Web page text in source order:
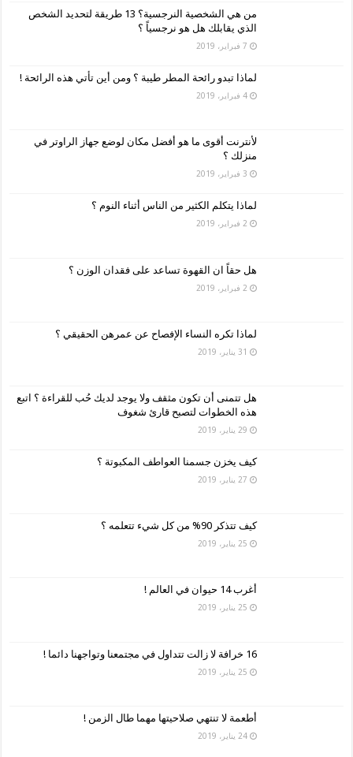
من هي الشخصية النرجسية؟ 13 طريقة لتحديد الشخص
الذي يقابلك هل هو نرجسياً ؟
7 فبراير، 2019
لماذا تبدو رائحة المطر طيبة ؟ ومن أين تأتي هذه الرائحة !
4 فبراير، 2019
لأنترنت أقوى ما هو أفضل مكان لوضع جهاز الراوتر في
منزلك ؟
3 فبراير، 2019
لماذا يتكلم الكثير من الناس أثناء النوم ؟
2 فبراير، 2019
هل حقاً ان القهوة تساعد على فقدان الوزن ؟
2 فبراير، 2019
لماذا تكره النساء الإفصاح عن عمرهن الحقيقي ؟
31 يناير، 2019
هل تتمنى أن تكون مثقف ولا يوجد لديك حُب للقراءة ؟ اتبع
هذه الخطوات لتصبح قارئ شغوف
29 يناير، 2019
كيف يخزن جسمنا العواطف المكبوتة ؟
27 يناير، 2019
كيف تتذكر 90% من كل شيء تتعلمه ؟
25 يناير، 2019
أغرب 14 حيوان في العالم !
25 يناير، 2019
16 خرافة لا زالت تتداول في مجتمعنا وتواجهنا دائما !
25 يناير، 2019
أطعمة لا تنتهي صلاحيتها مهما طال الزمن !
24 يناير، 2019